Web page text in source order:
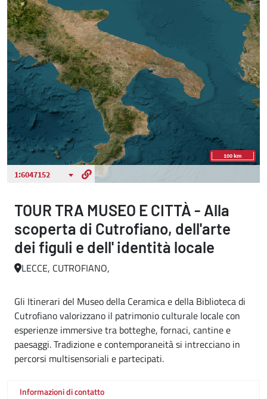
TOUR TRA MUSEO E CITTÀ - Alla
scoperta di Cutrofiano, dell'arte
dei figuli e dell' identità locale
LECCE, CUTROFIANO,
Gli Itinerari del Museo della Ceramica e della Biblioteca di
Cutrofiano valorizzano il patrimonio culturale locale con
esperienze immersive tra botteghe, fornaci, cantine e
paesaggi. Tradizione e contemporaneità si intrecciano in
percorsi multisensoriali e partecipati.
Informazioni di contatto